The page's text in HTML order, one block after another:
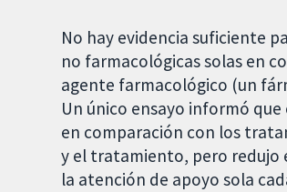
No hay evidencia suficiente
no farmacológicas solas en
agente farmacológico (un
Un único ensayo informó
en comparación con los
y el tratamiento, pero redujo
la atención de apoyo sola